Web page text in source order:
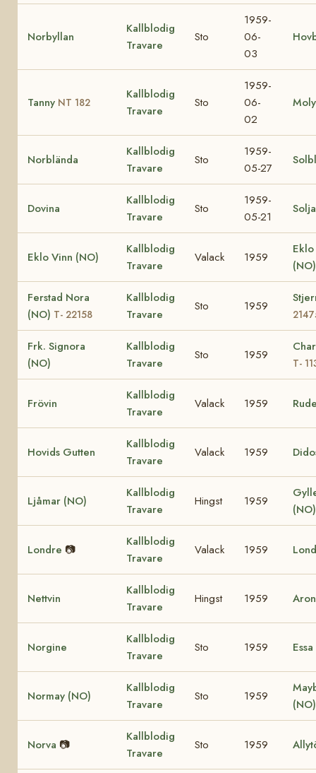
Norbyllan
Kallblodig
Travare
Sto
1959-
06-
03
Tanny NT 182
Kallblodig
Travare
Sto
1959-
06-
02
Norblända
Kallblodig
Travare
Sto
1959-
05-27
Dovina
Kallblodig
Travare
Sto
1959-
05-21
Eklo Vinn (NO)
Kallblodig
Travare
Valack 1959
Ferstad Nora
(NO) T- 22158
Kallblodig
Travare
Sto 1959
Frk. Signora
(NO)
Kallblodig
Travare
Sto 1959
T-
Frövin
Kallblodig
Travare
Valack 1959
Hovids Gutten
Kallblodig
Travare
Valack 1959
Ljåmar (NO)
Kallblodig
Travare
Hingst 1959
Londre 📷
Kallblodig
Travare
Valack 1959
Nettvin
Kallblodig
Travare
Hingst 1959
Norgine
Kallblodig
Travare
Sto 1959 Essa
Normay (NO)
Kallblodig
Travare
Sto 1959
(NO)
Norva 📷
Kallblodig
Travare
Sto 1959